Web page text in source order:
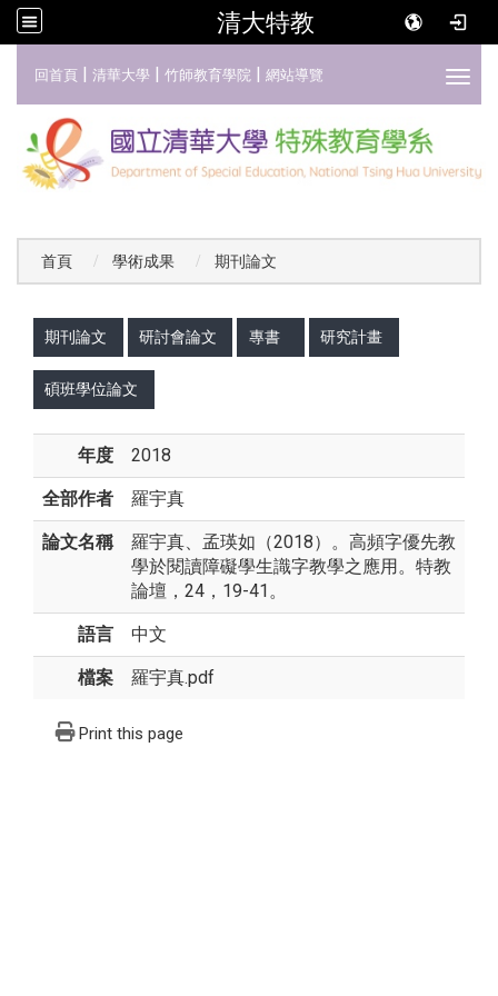
清大特教
回首頁 | 清華大學 | 竹師教育學院 | 網站導覽
首頁 學術成果 期刊論文
期刊論文 研討會論文 專書 研究計畫
碩班學位論文
年度 2018
全部作者 羅宇真
論文名稱
羅宇真、孟瑛如（2018）。高頻字優先教
學於閱讀障礙學生識字教學之應用。特教
論壇，24，19-41。
語言 中文
檔案 羅宇真.pdf
Print this page